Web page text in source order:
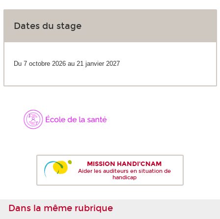
Dates du stage
Du 7 octobre 2026 au 21 janvier 2027
MISSION HANDI'CNAM
Aider les auditeurs en situation de
handicap
Dans la même rubrique